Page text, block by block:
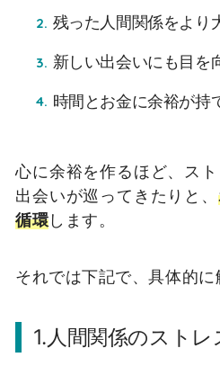
残った人間関係をより
新しい出会いにも目を
時間とお金に余裕が持
心に余裕を作るほど、ス
出会いが巡ってきたりと、
循環します。
それでは下記で、具体的に
1.人間関係のスト